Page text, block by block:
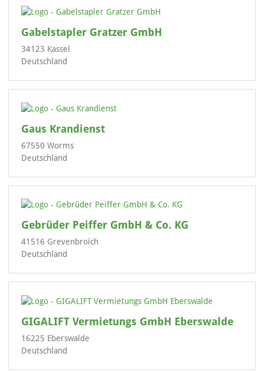
Gabelstapler Gratzer GmbH
34123 Kassel
Deutschland
Gaus Krandienst
67550 Worms
Deutschland
Gebrüder Peiffer GmbH & Co. KG
41516 Grevenbroich
Deutschland
GIGALIFT Vermietungs GmbH Eberswalde
16225 Eberswalde
Deutschland